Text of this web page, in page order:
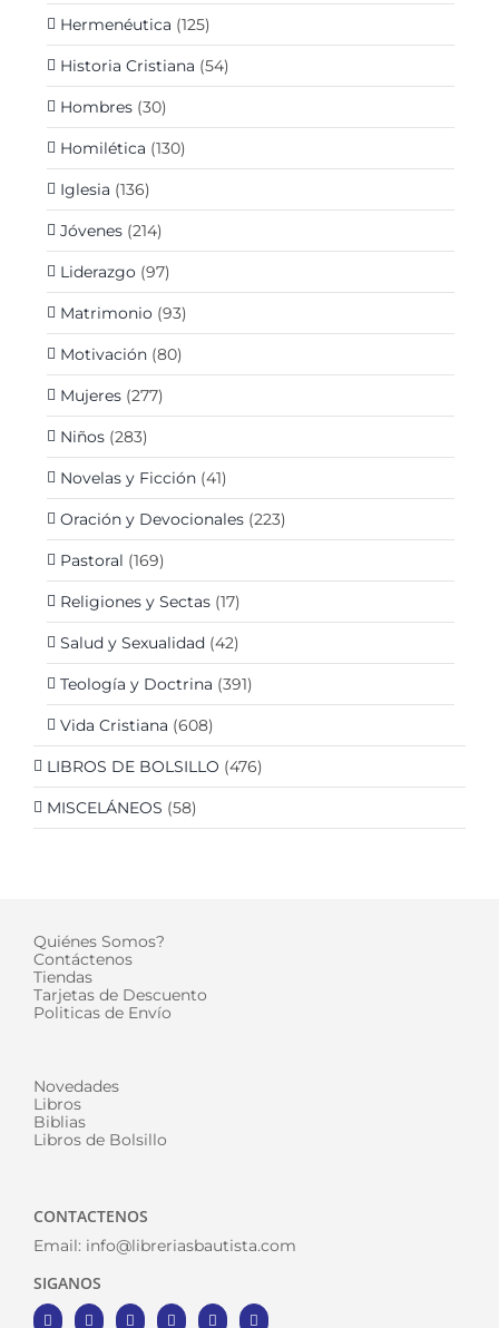
Hermenéutica (125)
Historia Cristiana (54)
Hombres (30)
Homilética (130)
Iglesia (136)
Jóvenes (214)
Liderazgo (97)
Matrimonio (93)
Motivación (80)
Mujeres (277)
Niños (283)
Novelas y Ficción (41)
Oración y Devocionales (223)
Pastoral (169)
Religiones y Sectas (17)
Salud y Sexualidad (42)
Teología y Doctrina (391)
Vida Cristiana (608)
LIBROS DE BOLSILLO (476)
MISCELÁNEOS (58)
Quiénes Somos?
Contáctenos
Tiendas
Tarjetas de Descuento
Politicas de Envío
Novedades
Libros
Biblias
Libros de Bolsillo
CONTACTENOS
Email: info@libreriasbautista.com
SIGANOS